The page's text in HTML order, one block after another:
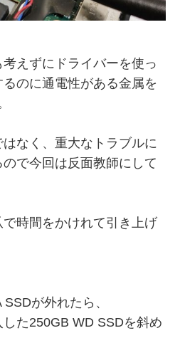
えずにドライバーを使っ
のに通電性がある金属を
なく、重大なトラブルに
で今回は反面教師にして
時間をかけれて引き上げ
が外れたら、
た250GB WD SSDを斜め